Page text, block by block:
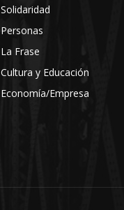
Solidaridad
Personas
La Frase
Cultura y Educación
Economía/Empresa